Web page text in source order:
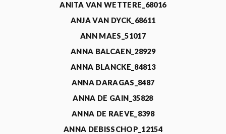
ANITA VAN WETTERE_68016
ANJA VAN DYCK_68611
ANN MAES_51017
ANNA BALCAEN_28929
ANNA BLANCKE_84813
ANNA DARAGAS_8487
ANNA DE GAIN_35828
ANNA DE RAEVE_8398
ANNA DEBISSCHOP_12154